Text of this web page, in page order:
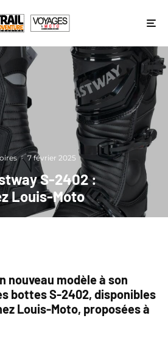
· 7 février 2025
S-2402 :
Louis-Moto
nouveau modèle à son
bottesS-2402, disponibles
Louis-Moto, proposées à